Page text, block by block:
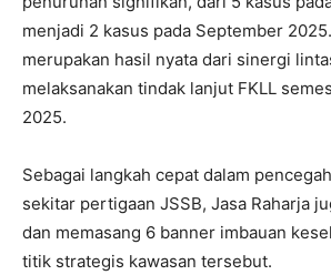
menjadi 2 kasus pada September
merupakan hasil nyata dari sinergi
melaksanakan tindak lanjut FKLL
2025.
Sebagai langkah cepat dalam
sekitar pertigaan JSSB, Jasa Raharja
dan memasang 6 banner imbauan
titik strategis kawasan tersebut.